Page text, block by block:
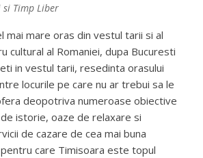
Timp Liber
mai mare oras din vestul tarii si al
cultural al Romaniei, dupa Bucuresti
in vestul tarii, resedinta orasului
locurile pe care nu ar trebui sa le
deopotriva numeroase obiective
istorie, oaze de relaxare si
de cazare de cea mai buna
care Timisoara este topul